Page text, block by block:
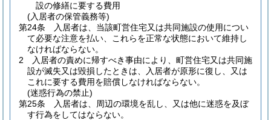
設の修繕に要する費用
(入居者の保管義務等)
第24条
入居者は、当該町営住宅又は共同施設の使用につい
て必要な注意を払い、これらを正常な状態において維持し
なければならない。
2
入居者の責めに帰すべき事由により、町営住宅又は共同施
設が滅失又は毀損したときは、入居者が原形に復し、又は
これに要する費用を賠償しなければならない。
(迷惑行為の禁止)
第25条
入居者は、周辺の環境を乱し、又は他に迷惑を及ぼ
す行為をしてはならない。